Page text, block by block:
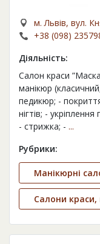
м. Львів, вул.
+38 (098)
Діяльність:
Салон краси
манікюр
педикюр; -
нігтів; -
- стрижка; - ...
Рубрики:
Манікюрні
Салони краси,